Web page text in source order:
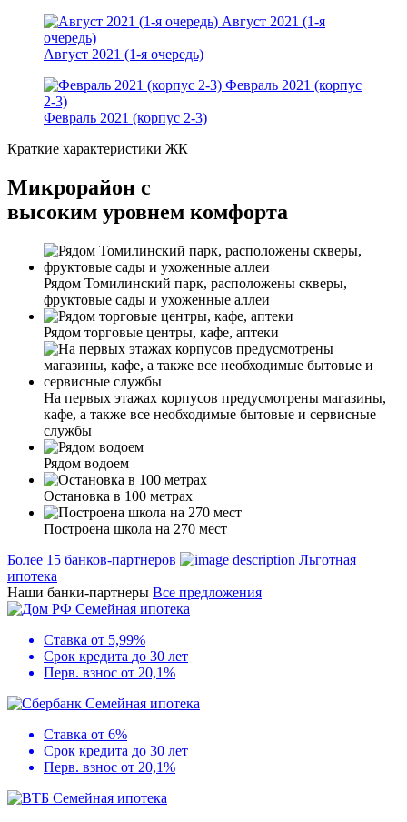
Август 2021 (1-я
очередь)
Август 2021 (1-я очередь)
Февраль 2021 (корпус
2-3)
Февраль 2021 (корпус 2-3)
Краткие характеристики ЖК
Микрорайон с
высоким уровнем комфорта
Рядом Томилинский парк, расположены скверы,
фруктовые сады и ухоженные аллеи
Рядом торговые центры, кафе, аптеки
На первых этажах корпусов предусмотрены магазины,
кафе, а также все необходимые бытовые и сервисные
службы
Рядом водоем
Остановка в 100 метрах
Построена школа на 270 мест
Более 15 банков-партнеров
Льготная
ипотека
Наши банки-партнеры Все предложения
Семейная ипотека
Ставка от 5,99%
Срок кредита до 30 лет
Перв. взнос от 20,1%
Семейная ипотека
Ставка от 6%
Срок кредита до 30 лет
Перв. взнос от 20,1%
Семейная ипотека